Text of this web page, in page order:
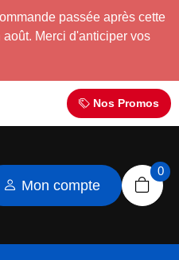
passée après cette
Merci d'anticiper vos
Nos Promos
Mon compte
0